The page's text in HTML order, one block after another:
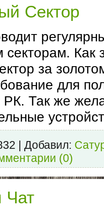
Сектор
Как
за
для
РК. Так же
| Добавил:
(0)
Чат